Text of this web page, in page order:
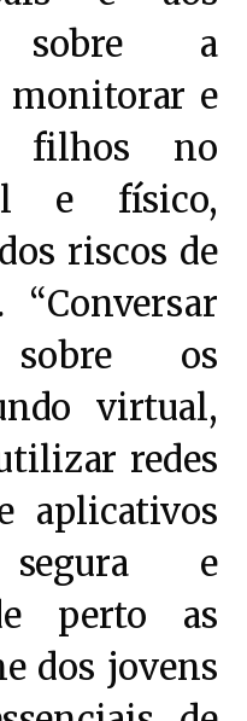
sobre a
monitorar e
filhos no
e físico,
riscos de
“Conversar
sobre os
virtual,
redes
aplicativos
e
perto as
dos jovens